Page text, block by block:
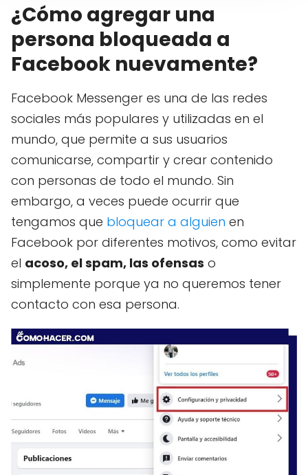
¿Cómo agregar una
persona bloqueada a
Facebook nuevamente?
Facebook Messenger es una de las redes
sociales más populares y utilizadas en el
mundo, que permite a sus usuarios
comunicarse, compartir y crear contenido
con personas de todo el mundo. Sin
embargo, a veces puede ocurrir que
tengamos que bloquear a alguien en
Facebook por diferentes motivos, como evitar
el acoso, el spam, las ofensas o
simplemente porque ya no queremos tener
contacto con esa persona.